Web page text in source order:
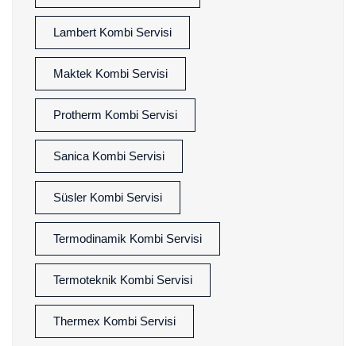
Lambert Kombi Servisi
Maktek Kombi Servisi
Protherm Kombi Servisi
Sanica Kombi Servisi
Süsler Kombi Servisi
Termodinamik Kombi Servisi
Termoteknik Kombi Servisi
Thermex Kombi Servisi